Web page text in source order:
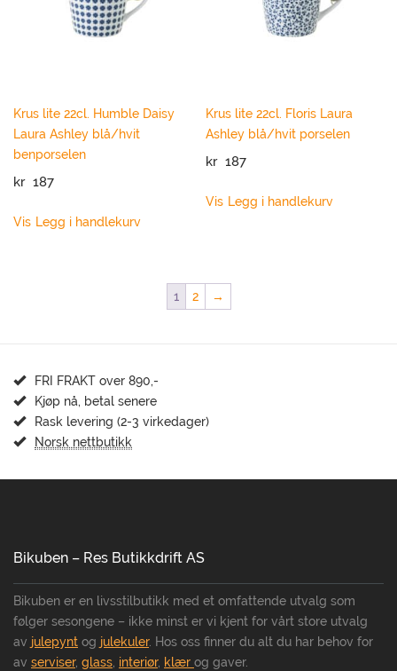
Krus lite 22cl. Humble Daisy
Laura Ashley blå/hvit
benporselen
kr 187
Vis Legg i handlekurv
Krus lite 22cl. Floris Laura
Ashley blå/hvit porselen
kr 187
Vis Legg i handlekurv
1 2 →
FRI FRAKT over 890,-
Kjøp nå, betal senere
Rask levering (2-3 virkedager)
Norsk nettbutikk
Bikuben – Res Butikkdrift AS
Bikuben er en livsstilbutikk med et omfattende utvalg som
følger sesongene – ikke minst er vi kjent for vårt store utvalg
av julepynt og julekuler. Hos oss finner du alt du har behov for
av serviser, glass, interiør, klær og gaver.